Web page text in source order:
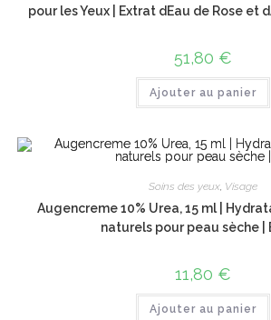
pour les Yeux | Extrat dEau de Rose et
51,80 €
Ajouter au panier
Soins des yeux, Visage
Augencreme 10% Urea, 15 ml |
naturels pour peau sèche |
11,80 €
Ajouter au panier